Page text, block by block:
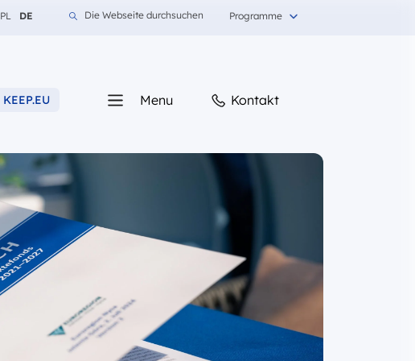
Zmień język na Polnisch
PL Zmień język na Deutsch
DE Die Webseite durchsuchen Programme
KEEP.EU Menu Kontakt